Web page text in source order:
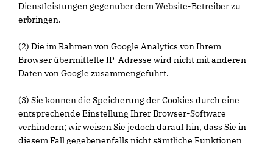
Dienstleistungen gegenüber dem Website-Betreiber zu
erbringen.
(2) Die im Rahmen von Google Analytics von Ihrem
Browser übermittelte IP-Adresse wird nicht mit anderen
Daten von Google zusammengeführt.
(3) Sie können die Speicherung der Cookies durch eine
entsprechende Einstellung Ihrer Browser-Software
verhindern; wir weisen Sie jedoch darauf hin, dass Sie in
diesem Fall gegebenenfalls nicht sämtliche Funktionen